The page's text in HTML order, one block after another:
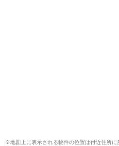
※地図上に表示される物件の位置は付近住所